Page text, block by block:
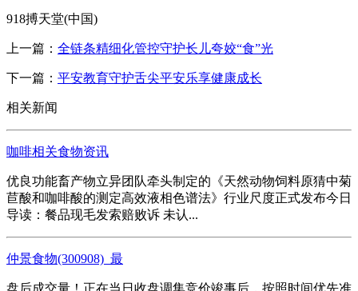
918搏天堂(中国)
上一篇： 全链条精细化管控守护长儿夸姣“食”光
下一篇： 平安教育守护舌尖平安乐享健康成长
相关新闻
咖啡相关食物资讯
优良功能畜产物立异团队牵头制定的《天然动物饲料原猜中菊
苣酸和咖啡酸的测定高效液相色谱法》行业尺度正式发布今日
导读：餐品现毛发索赔败诉 未认...
仲景食物(300908)_最
盘后成交量！正在当日收盘调集竞价竣事后，按照时间优先准